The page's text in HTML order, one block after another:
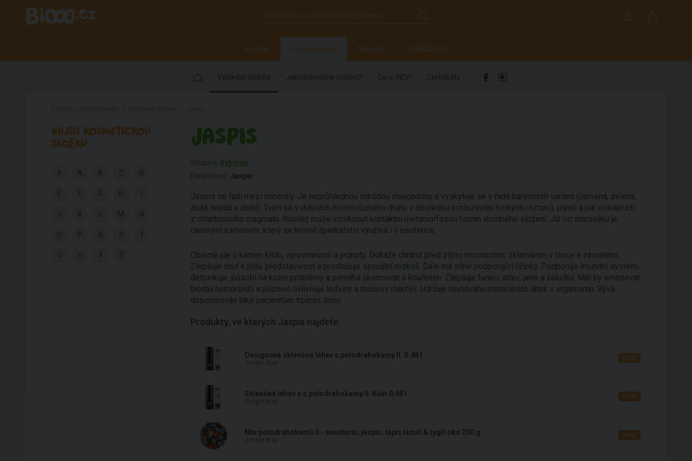
E-shop Encyklopedie Magazín O BiOOO.cz
Vyhledat složení Jak hodnotíme složení? Co je INCI? Certifikáty
NAJDI KOSMETICKOU
SLOŽKU:
4 A B C D
E F G H
J K M N
O P R S T
V X Z
JASPIS
Výborné
Jasper
Jaspis se řadí mezi minerály. Je neprůhlednou odrůdou chalcedonu a vyskytuje se v řadě barevných variant (červená, zelená,
žlutá, hnědá a další). Tvoří se v dutinách hornin různého druhu v důsledku ochlazování horkých roztoků, plynů a par unikajících
z chladnoucího magmatu. Rovněž může vzniknout kontaktní metamorfózou hornin vhodného složení. Již od starověku je
ceněným kamenem, který se kromě šperkařství využívá i v esoterice.
Obecně jde o kámen klidu, vyrovnanosti a jednoty. Dokáže chránit před zlými mocnostmi, zklamáním v lásce a závratěmi.
Zlepšuje chuť k jídlu, představivost a prodlužuje sexuální rozkoš. Dále má silné podporující účinky. Podporuje imunitní systém,
detoxikuje, působí na kožní problémy a pomáhá skoncovat s kouřením. Zlepšuje funkci střev, jater a žaludku. Měl by omezovat
tvorbu hemoroidů a příznivě ovlivňuje ledviny a močový měchýř. Udržuje rovnováhu minerálních látek v organismu. Bývá
doporučován také pacientům trpícím dnou.
Produkty, ve kterých Jaspis najdete:
Designová skleněná láhev s polodrahokamy II. 0.48 l detail
Skleněná láhev s s polodrahokamy II. Květ 0,48 l detail
Mix polodrahokamů II - avanturín, jaspis, lapis lazuli & tygří oko 200 g detail